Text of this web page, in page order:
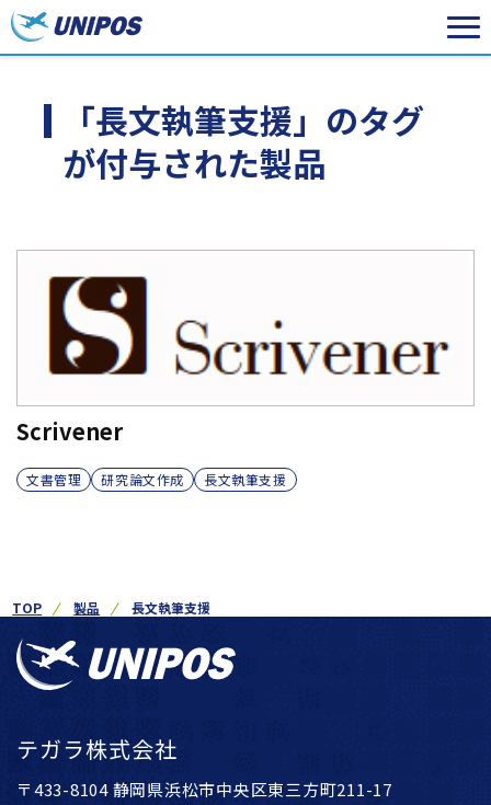
「長文執筆支援」のタグ
が付与された製品
Scrivener
文書管理 研究論文作成 長文執筆支援
TOP 製品 長文執筆支援
テガラ株式会社
〒433-8104 静岡県浜松市中央区東三方町211-17